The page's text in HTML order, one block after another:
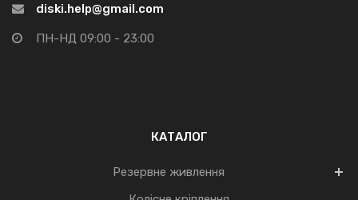
diski.help@gmail.com
ПН-НД 09:00 - 23:00
КАТАЛОГ
Резервне живлення